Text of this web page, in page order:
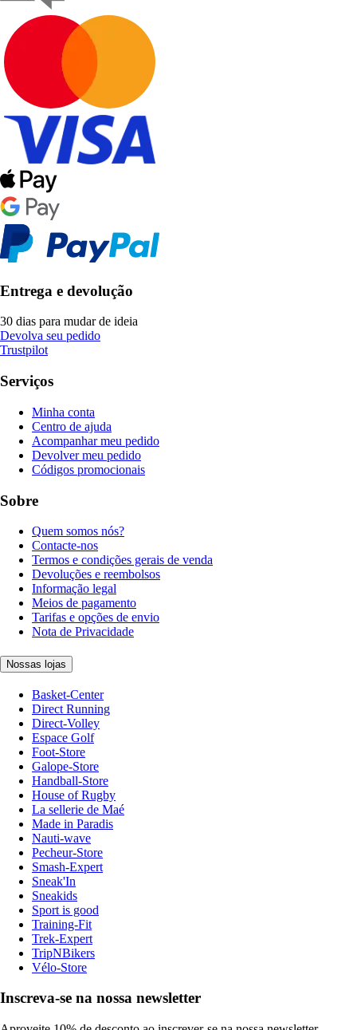
Entrega e devolução
30 dias para mudar de ideia
Devolva seu pedido
Trustpilot
Serviços
Minha conta
Centro de ajuda
Acompanhar meu pedido
Devolver meu pedido
Códigos promocionais
Sobre
Quem somos nós?
Contacte-nos
Termos e condições gerais de venda
Devoluções e reembolsos
Informação legal
Meios de pagamento
Tarifas e opções de envio
Nota de Privacidade
Nossas lojas
Basket-Center
Direct Running
Direct-Volley
Espace Golf
Foot-Store
Galope-Store
Handball-Store
House of Rugby
La sellerie de Maé
Made in Paradis
Nauti-wave
Pecheur-Store
Smash-Expert
Sneak'In
Sneakids
Sport is good
Training-Fit
Trek-Expert
TripNBikers
Vélo-Store
Inscreva-se na nossa newsletter